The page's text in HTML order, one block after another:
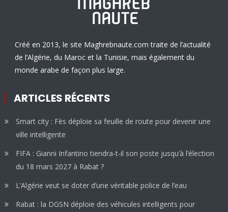
Créé en 2013, le site Maghrebnaute.com traite de l’actualité
de l’Algérie, du Maroc et la Tunisie, mais également du
monde arabe de façon plus large.
ARTICLES RÉCENTS
Smart city : Fès déploie sa feuille de route pour devenir une
ville intelligente
FIFA : Gianni Infantino tiendra-t-il son poste jusqu’à l’élection
du 18 mars 2027 à Rabat ?
L’Algérie veut se doter d’une véritable police de l’eau
Rabat : la DGSN déploie des véhicules intelligents pour